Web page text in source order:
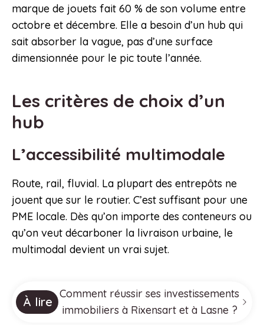
marque de jouets fait 60 % de son volume entre
octobre et décembre. Elle a besoin d’un hub qui
sait absorber la vague, pas d’une surface
dimensionnée pour le pic toute l’année.
Les critères de choix d’un
hub
L’accessibilité multimodale
Route, rail, fluvial. La plupart des entrepôts ne
jouent que sur le routier. C’est suffisant pour une
PME locale. Dès qu’on importe des conteneurs ou
qu’on veut décarboner la livraison urbaine, le
multimodal devient un vrai sujet.
À lire
Comment réussir ses investissements
immobiliers à Rixensart et à Lasne ?